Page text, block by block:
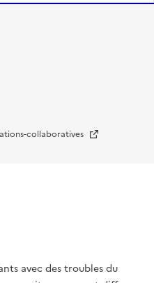
collaboratives Nouvelle fenêtre
avec des troubles du